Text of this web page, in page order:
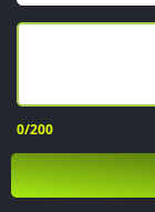
0/200